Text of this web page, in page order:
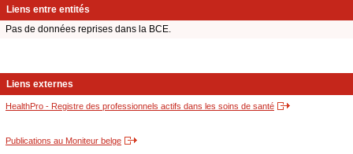
Liens entre entités
Pas de données reprises dans la BCE.
Liens externes
HealthPro - Registre des professionnels actifs dans les soins de santé
Publications au Moniteur belge